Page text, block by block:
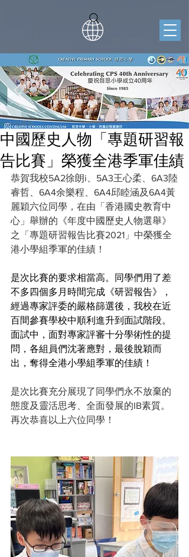
中國歷史人物「專題研習報
告比賽」榮獲全港季軍佳績
恭賀我校5A2徐朗i、5A3王心柔、6A3陸
睿哲、6A4余樂程、6A4邱睦涵及6A4黃
麗穎六位同學，在由「香港國史教育中
心」舉辦的《年度中國歷史人物選舉》
之「專題研習報告比賽2021」中榮獲全
港小學組季軍的佳績！
是次比賽的要求相當高。同學們用了差
不多四個多月時間完成《研習報告》，
經過專家評委的嚴格篩選後，我校在近
百間參賽學校中順利進升到面試階段。
面試中，面對專家評審十分學術性的提
問，各組員們沈著應對，最後脫穎而
出，奪得全港小學組季軍的佳績！
是次比賽充分展現了同學們永不放棄的
態度及靈活思考、全面發展的IB素質。
再次恭喜以上六位同學！